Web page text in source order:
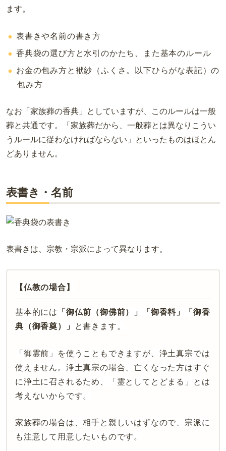
ます。
表書きや名前の書き方
香典袋の選び方と水引のかたち、また基本のルール
お金の包み方と袱紗（ふくさ。以下ひらがな表記）の
包み方
なお「家族葬の香典」としていますが、このルールは一般
葬と共通です。「家族葬だから、一般葬とは異なりこうい
うルールに従わなければならない」といったものはほとん
どありません。
表書き・名前
表書きは、宗教・宗派によって異なります。
【仏教の場合】
基本的には
「御仏前（御佛前）」「御香料」「御香
典（御香奠）」
と書きます。
「御霊前」を使うこともできますが、浄土真宗では
使えません。浄土真宗の場合、亡くなった方はすぐ
に浄土に召されるため、「霊としてとどまる」とは
考えないからです。
家族葬の場合は、相手と親しいはずなので、 宗派に
も注意し て用意したいものです。